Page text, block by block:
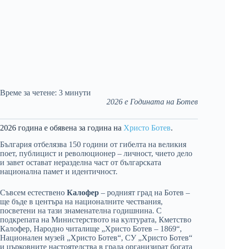
Време за четене: 3 минути
2026 e Годината на Ботев
2026 година е обявена за година на Христо Ботев.
България отбелязва 150 години от гибелта на великия
поет, публицист и революционер – личност, чието дело
и завет остават неразделна част от българската
национална памет и идентичност.
Съвсем естествено Калофер – родният град на Ботев –
ще бъде в центъра на националните чествания,
посветени на тази знаменателна годишнина. С
подкрепата на Министерството на културата, Кметство
Калофер, Народно читалище „Христо Ботев – 1869“,
Национален музей „Христо Ботев“, СУ „Христо Ботев“
и църковните настоятелства в града организират богата